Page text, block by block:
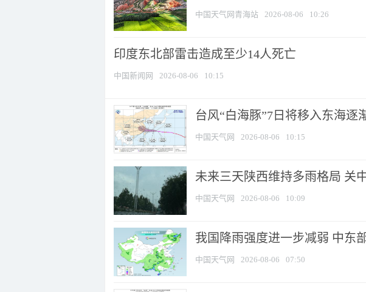
中国天气网青海站 2026-08-06 10:26
印度东北部雷击造成至少14人死亡
中国新闻网 2026-08-06 10:15
台风“白海豚”7日将移入东海逐
中国天气网 2026-08-06 10:15
未来三天陕西维持多雨格局 关
中国天气网 2026-08-06 10:09
我国降雨强度进一步减弱 中东
中国天气网 2026-08-06 07:50